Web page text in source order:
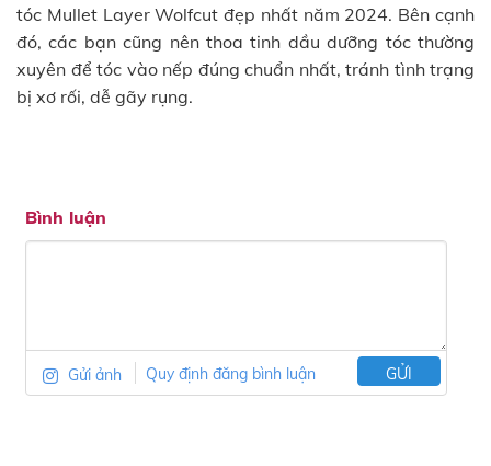
tóc Mullet Layer Wolfcut đẹp nhất năm 2024. Bên cạnh
đó, các bạn cũng nên thoa tinh dầu dưỡng tóc thường
xuyên để tóc vào nếp đúng chuẩn nhất, tránh tình trạng
bị xơ rối, dễ gãy rụng.
Bình luận
Gửi ảnh Quy định đăng bình luận GỬI